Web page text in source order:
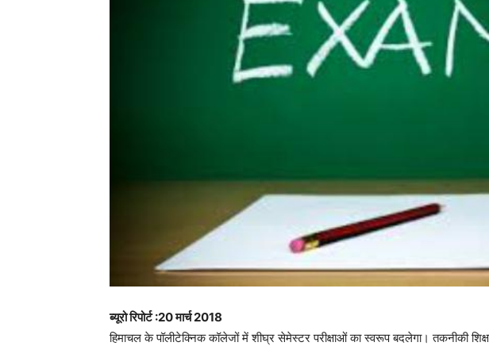
ब्यूरो रिपोर्ट :20 मार्च 2018
हिमाचल के पॉलीटेक्निक कॉलेजों में शीघ्र सेमेस्टर परीक्षाओं का स्वरूप बदलेगा। तकनीकी शिक्षा